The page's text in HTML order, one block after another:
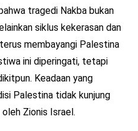
tragedi Nakba bukan
siklus kekerasan dan
membayangi Palestina
ini diperingati, tetapi
Keadaan yang
Palestina tidak kunjung
Zionis Israel.